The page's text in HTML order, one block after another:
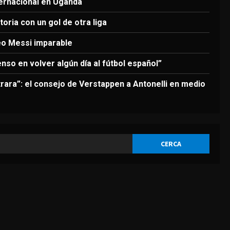
4
DEPORTES
Agosto 6, 2026
5
DEPORTES
Agosto 6, 2026
con un gol de otra liga
Messi imparable
en volver algún día al fútbol español”
el consejo de Verstappen a Antonelli en medio